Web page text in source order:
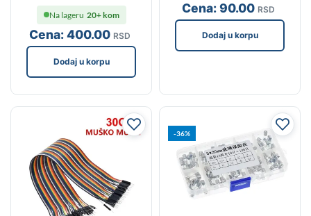
Cena:400.00 RSD
Na lageru 20+ kom
Dodaj u korpu
Cena:90.00 RSD
Dodaj u korpu
-36%